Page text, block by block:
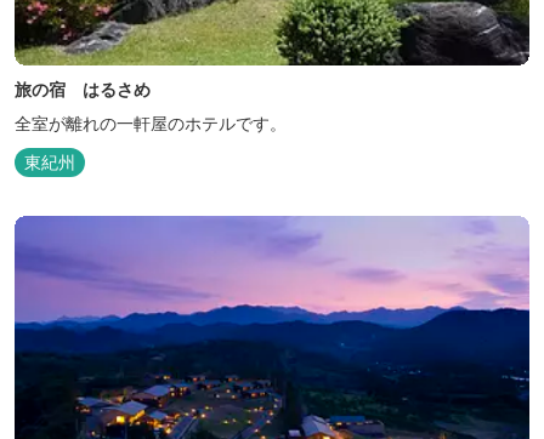
旅の宿 はるさめ
全室が離れの一軒屋のホテルです。
東紀州